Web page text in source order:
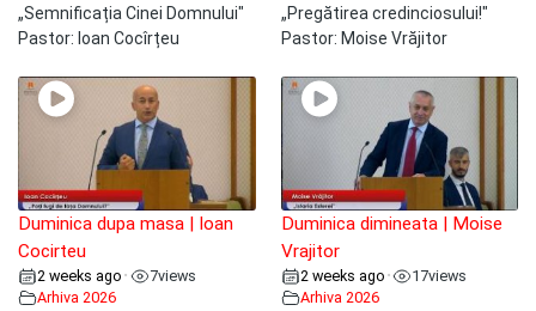
„Semnificația Cinei Domnului"
Pastor: Ioan Cocîrțeu
„Pregătirea credinciosului!"
Pastor: Moise Vrăjitor
Duminica dupa masa | Ioan
Cocirteu
2 weeks ago • 7views
Arhiva 2026
Duminica dimineata | Moise
Vrajitor
2 weeks ago • 17views
Arhiva 2026